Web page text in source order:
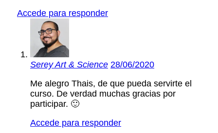
Accede para responder
Serey Art & Science 28/06/2020
Me alegro Thais, de que pueda servirte el
curso. De verdad muchas gracias por
participar. 🙂
Accede para responder